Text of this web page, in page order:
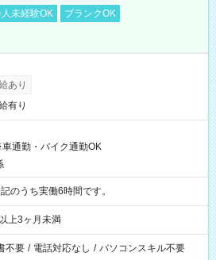
未経験OK
ブランクOK
あり
有り
通勤・バイク通勤OK
※表記のうち実働6時間です。
上3ヶ月未満
不要 / 電話対応なし / パソコンスキル不要